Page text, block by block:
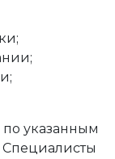
указанным
Специалисты